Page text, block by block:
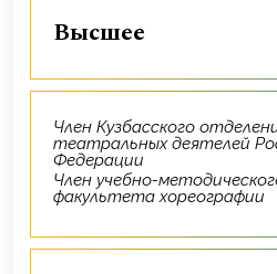
Высшее
Член Кузбасского отделения Союза
театральных деятелей
Федерации
Член учебно-методического совета
факультета хореографии